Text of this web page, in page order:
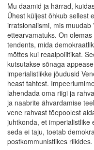
Mu daamid ja härrad,
Ühest küljest õhkub sellest
irratsionalismi, mis
ettearvamatuks. On
tendents, mida
mõttes kui reaalpoliitikat.
kutsutakse sõnaga
imperialistlikke jõudusid
heast tahtest.
lahendada oma riigi ja
ja naabrite ähvardamise
vene rahvast tõepoolest
juhtkonda, et imperialistlike
seda ei taju, toetab
postkommunistlikes riikides.